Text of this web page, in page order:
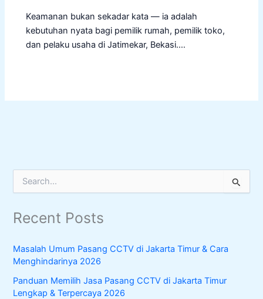
Keamanan bukan sekadar kata — ia adalah
kebutuhan nyata bagi pemilik rumah, pemilik toko,
dan pelaku usaha di Jatimekar, Bekasi.…
e
r
f
o
r
:
Recent Posts
Masalah Umum Pasang CCTV di Jakarta Timur & Cara
Menghindarinya 2026
Panduan Memilih Jasa Pasang CCTV di Jakarta Timur
Lengkap & Terpercaya 2026